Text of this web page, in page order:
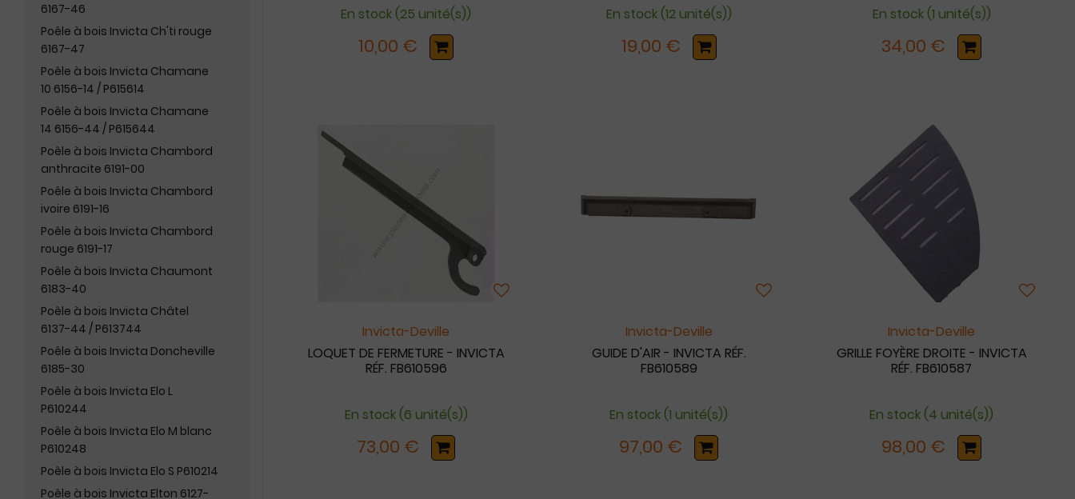
6167-46
Poêle à bois Invicta Ch'ti rouge
6167-47
Poêle à bois Invicta Chamane
10 6156-14 / P615614
Poêle à bois Invicta Chamane
14 6156-44 / P615644
Poêle à bois Invicta Chambord
anthracite 6191-00
Poêle à bois Invicta Chambord
ivoire 6191-16
Poêle à bois Invicta Chambord
rouge 6191-17
Poêle à bois Invicta Chaumont
6183-40
Poêle à bois Invicta Châtel
6137-44 / P613744
Poêle à bois Invicta Doncheville
6185-30
Poêle à bois Invicta Elo L
P610244
Poêle à bois Invicta Elo M blanc
P610248
Poêle à bois Invicta Elo S P610214
Poêle à bois Invicta Elton 6127-
En stock (25 unité(s))
10,00 €
En stock (12 unité(s))
19,00 €
En stock (1 unité(s))
34,00 €
Invicta-Deville
LOQUET DE FERMETURE - INVICTA
RÉF. FB610596
En stock (6 unité(s))
73,00 €
Invicta-Deville
GUIDE D'AIR - INVICTA RÉF.
FB610589
En stock (1 unité(s))
97,00 €
Invicta-Deville
GRILLE FOYÈRE DROITE - INVICTA
RÉF. FB610587
En stock (4 unité(s))
98,00 €